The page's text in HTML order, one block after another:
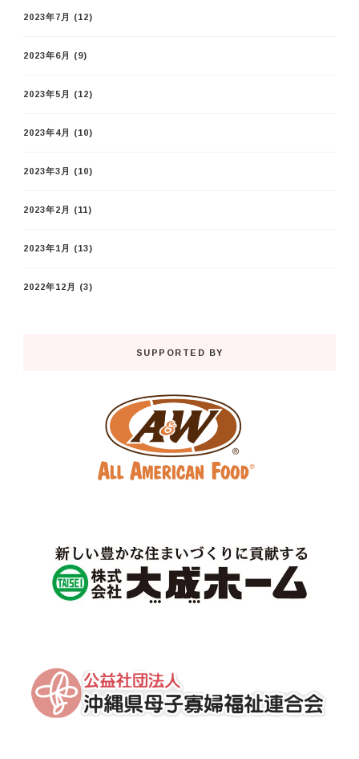
2023年7月 (12)
2023年6月 (9)
2023年5月 (12)
2023年4月 (10)
2023年3月 (10)
2023年2月 (11)
2023年1月 (13)
2022年12月 (3)
SUPPORTED BY